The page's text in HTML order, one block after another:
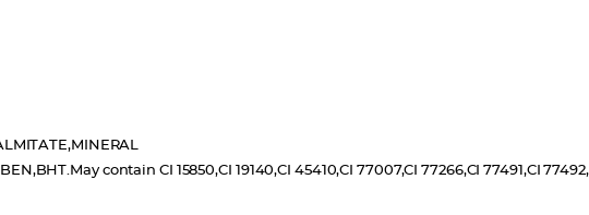
contain CI 15850,CI 19140,CI 45410,CI 77007,CI 77266,CI 77491,CI